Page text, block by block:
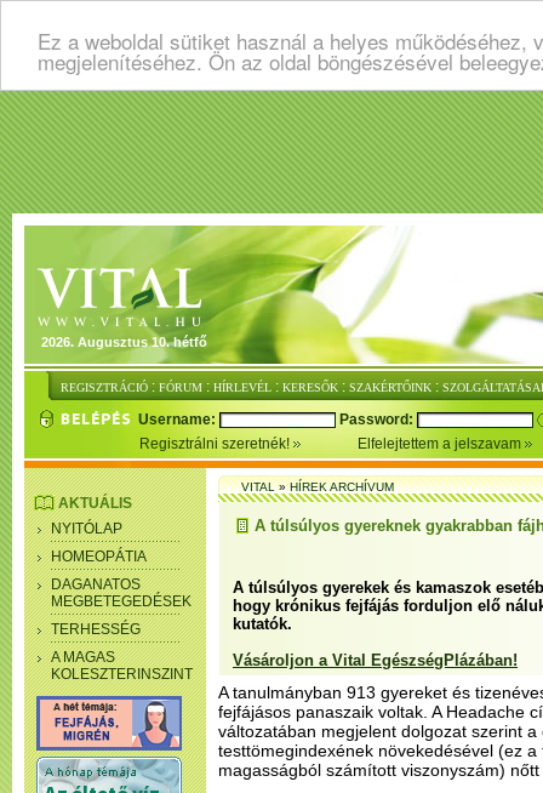
Ez a weboldal sütiket használ a helyes
megjelenítéséhez. Ön az oldal böngészésével
2026. Augusztus 10. hétfő
REGISZTRÁCIÓ : FÓRUM : HÍRLEVÉL : KERESŐK : SZAKÉRTŐINK :
Username:
Password:
Regisztrálni szeretnék!
Elfelejtettem a jelszavam
AKTUÁLIS
NYITÓLAP
HOMEOPÁTIA
DAGANATOS
MEGBETEGEDÉSEK
TERHESSÉG
A MAGAS
KOLESZTERINSZINT
VITAL»HÍREK ARCHÍVUM
A túlsúlyos gyereknek gyakrabban
A túlsúlyos gyerekek és kamaszok
hogy krónikus fejfájás forduljon elő
kutatók.
Vásároljon a Vital EgészségPlázában!
A tanulmányban 913 gyereket és
fejfájásos panaszaik voltak. A Headache
változatában megjelent dolgozat szerint a
testtömegindexének növekedésével (ez
magasságból számított viszonyszám)